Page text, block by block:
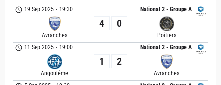
National 2 - Groupe A
19 Sep 2025 - 19:30
Avranches
4 0
Poitiers
National 2 - Groupe A
11 Sep 2025 - 19:00
Angoulême
1 2
Avranches